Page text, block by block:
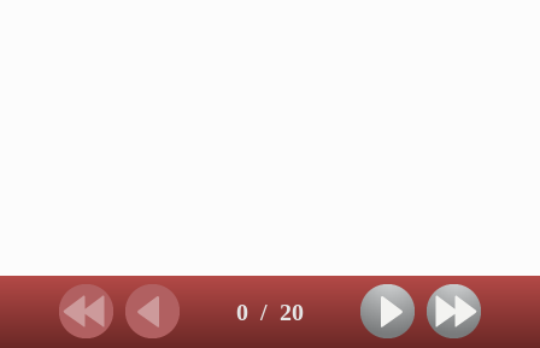
0 / 20